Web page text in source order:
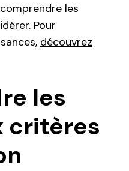
les
Pour
découvrez
les
critères